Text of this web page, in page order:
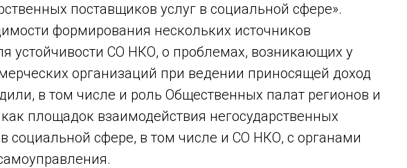
поставщиков услуг в социальной сфере».
формирования нескольких источников
устойчивости СО НКО, о проблемах, возникающих у
организаций при ведении приносящей доход
в том числе и роль Общественных палат регионов и
площадок взаимодействия негосударственных
социальной сфере, в том числе и СО НКО, с органами